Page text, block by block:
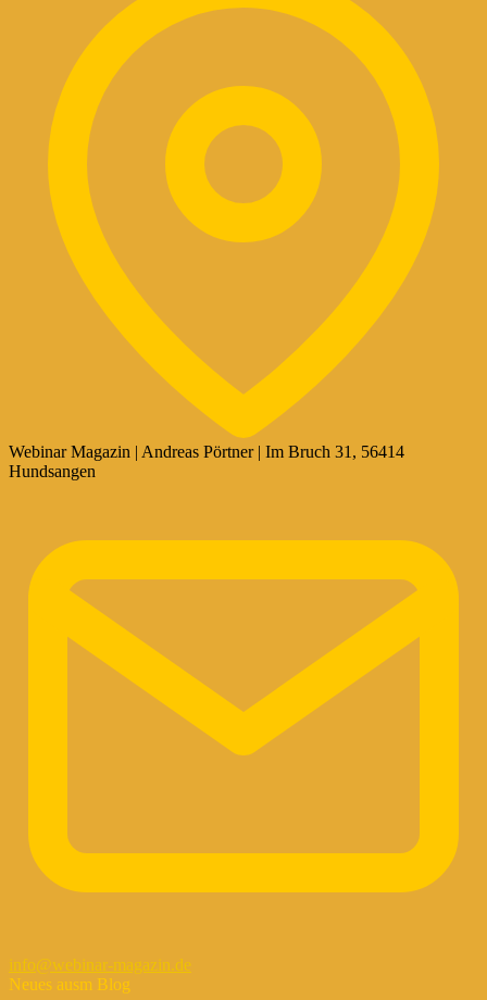
Webinar Magazin | Andreas Pörtner | Im Bruch 31, 56414
Hundsangen
info@webinar-magazin.de
Neues ausm Blog